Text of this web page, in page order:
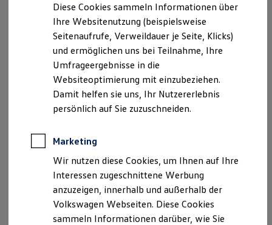
Behörden
Direktkunden
Sonderfahrzeuge
Anpfiff zum Gewinn
Elektromobilität
Elektroautos
ID. Tutorials
Elektrofahrzeugkonzepte
ID. EVERY1
Reichweite
Rekuperation
Laden unterwegs
Laden Zuhause
Ladestationen finden
Ladezeitensimulator
Batterie
Sicherheit
Der neue ID.3 Neo
So geht neu. Klar im Design. Stark im Alltag.
Entdecken Sie jetzt den neuen ID.3 Neo!
Mehr zum ID.3 Neo erfahren
Diese Cookies sammeln Informationen über
Ihre Websitenutzung (beispielsweise
Seitenaufrufe, Verweildauer je Seite, Klicks)
und ermöglichen uns bei Teilnahme, Ihre
Umfrageergebnisse in die
Websiteoptimierung mit einzubeziehen.
Damit helfen sie uns, Ihr Nutzererlebnis
persönlich auf Sie zuzuschneiden.
Marketing
Wir nutzen diese Cookies, um Ihnen auf Ihre
Interessen zugeschnittene Werbung
anzuzeigen, innerhalb und außerhalb der
Volkswagen Webseiten. Diese Cookies
sammeln Informationen darüber, wie Sie